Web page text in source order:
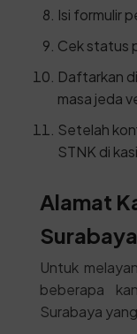
Isi formulir
Cek status
Daftarkan
masa jeda
Setelah
STNK di
Alamat
Surabaya
Untuk
beberapa
Surabaya